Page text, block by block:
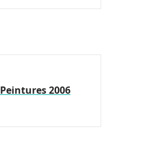
Peintures 2006